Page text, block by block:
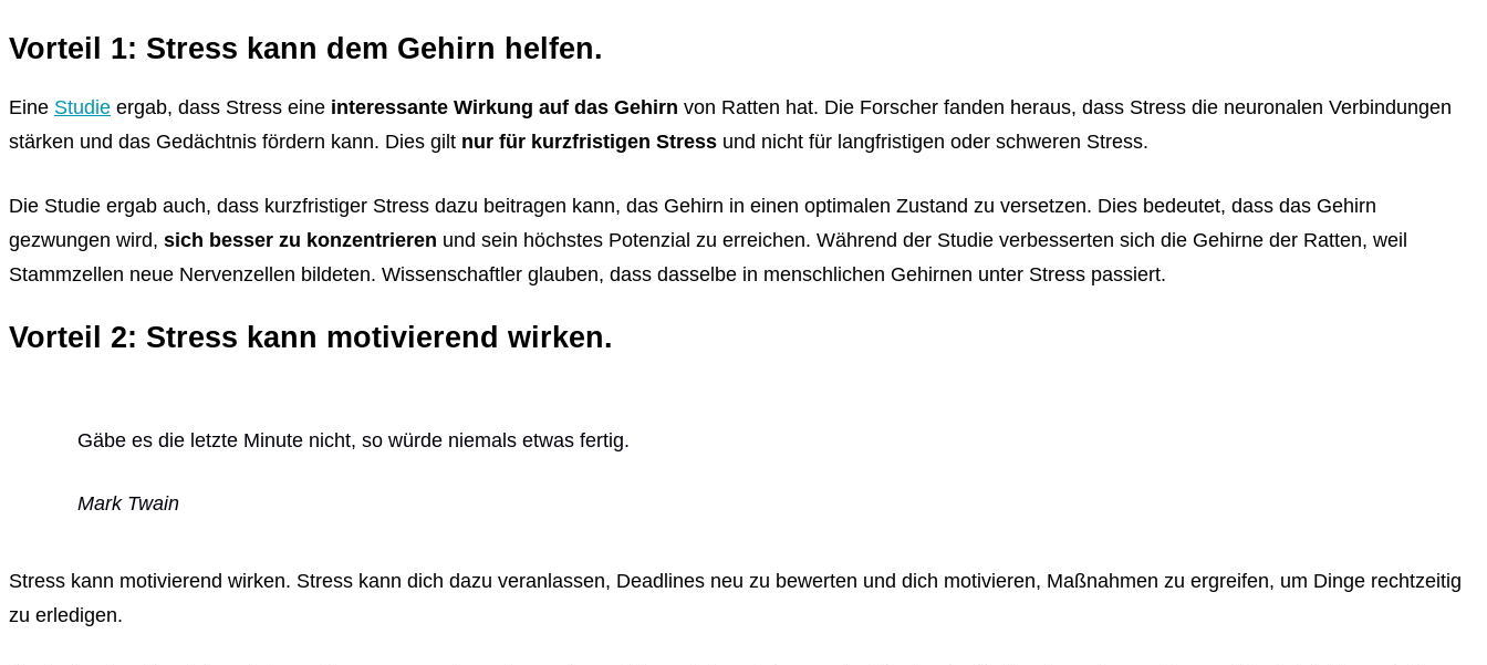
Vorteil 1: Stress kann dem Gehirn helfen.
Eine Studie ergab, dass Stress eine interessante Wirkung auf das Gehirn von Ratten hat. Die Forscher fanden heraus, dass Stress die neuronalen Verbindungen
stärken und das Gedächtnis fördern kann. Dies gilt nur für kurzfristigen Stress und nicht für langfristigen oder schweren Stress.
Die Studie ergab auch, dass kurzfristiger Stress dazu beitragen kann, das Gehirn in einen optimalen Zustand zu versetzen. Dies bedeutet, dass das Gehirn
gezwungen wird, sich besser zu konzentrieren und sein höchstes Potenzial zu erreichen. Während der Studie verbesserten sich die Gehirne der Ratten, weil
Stammzellen neue Nervenzellen bildeten. Wissenschaftler glauben, dass dasselbe in menschlichen Gehirnen unter Stress passiert.
Vorteil 2: Stress kann motivierend wirken.
Gäbe es die letzte Minute nicht, so würde niemals etwas fertig.
Mark Twain
Stress kann motivierend wirken. Stress kann dich dazu veranlassen, Deadlines neu zu bewerten und dich motivieren, Maßnahmen zu ergreifen, um Dinge rechtzeitig
zu erledigen.